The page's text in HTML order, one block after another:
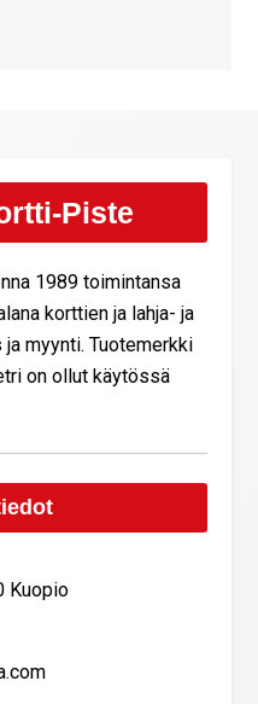
Piste
1989 toimintansa
korttien ja lahja- ja
myynti. Tuotemerkki
on ollut käytössä
Kuopio